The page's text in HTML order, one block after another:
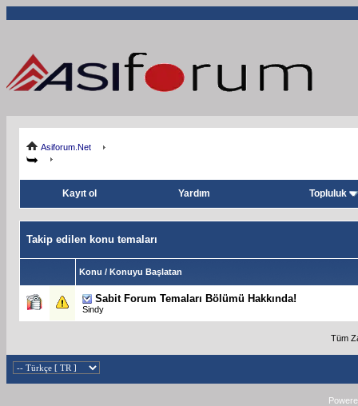
Asiforum.Net
Kayıt ol Yardım Topluluk
Takip edilen konu temaları
Konu / Konuyu Başlatan
Sabit Forum Temaları Bölümü Hakkında!
Sindy
Tüm